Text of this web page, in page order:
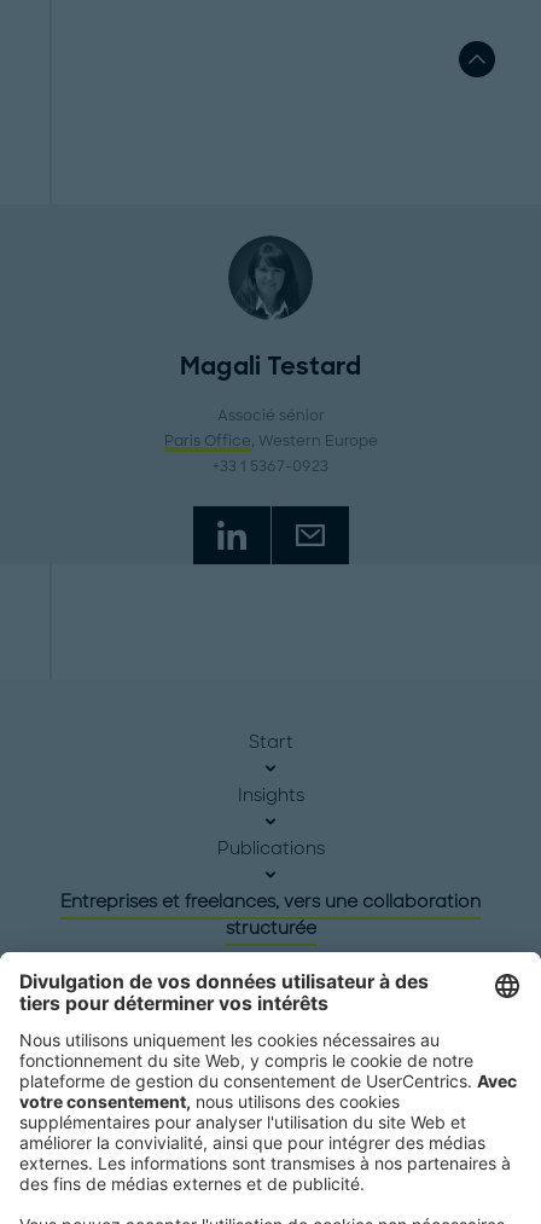
Magali Testard
Associé sénior
Paris Office, Western Europe
+33 1 5367-0923
Start
Insights
Publications
Entreprises et freelances, vers une collaboration
structurée
Siège social
Roland Berger GmbH
Sederanger 1
80538 Munich
Germany